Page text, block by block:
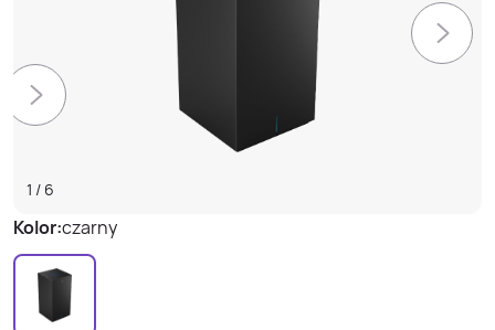
1 / 6
Kolor:czarny